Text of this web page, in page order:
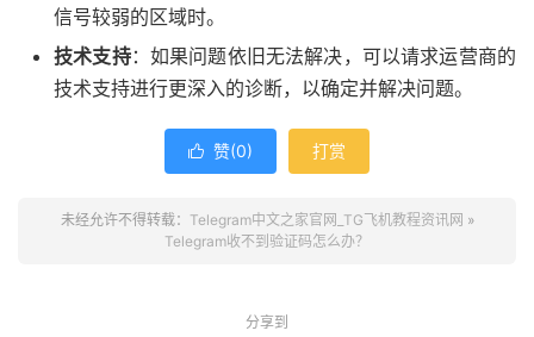
信号较弱的区域时。
技术支持：如果问题依旧无法解决，可以请求运营商的
技术支持进行更深入的诊断，以确定并解决问题。
 赞(0) 打赏
未经允许不得转载： Telegram中文之家官网_TG飞机教程资讯网 »
Telegram收不到验证码怎么办？
分享到